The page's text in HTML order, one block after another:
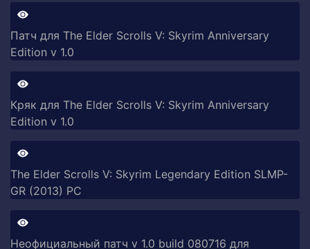
Патч для The Elder Scrolls V: Skyrim Anniversary
Edition v 1.0
Кряк для The Elder Scrolls V: Skyrim Anniversary
Edition v 1.0
The Elder Scrolls V: Skyrim Legendary Edition SLMP-
GR (2013) PC
Неофициальный патч v 1.0 build 080716 для